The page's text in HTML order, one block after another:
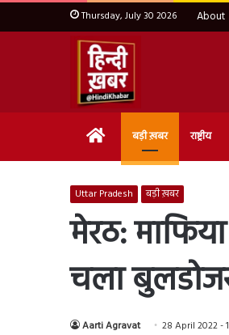
Thursday, July 30 2026 About
Home बड़ी ख़बर राष्ट्रीय
Uttar Pradesh बड़ी ख़बर
मेरठ:
चला
Aarti Agravat 28 April 2022 -